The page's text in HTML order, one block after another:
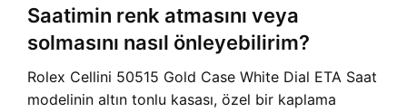
Saatimin renk atmasını veya
solmasını nasıl önleyebilirim?
Rolex Cellini 50515 Gold Case White Dial ETA Saat
modelinin altın tonlu kasası, özel bir kaplama